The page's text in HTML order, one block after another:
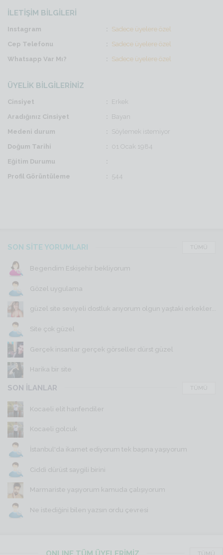
İLETİŞİM BİLGİLERİ
Instagram
Sadece üyelere özel
Cep Telefonu
Sadece üyelere özel
Whatsapp Var Mı?
Sadece üyelere özel
ÜYELİK BİLGİLERİNİZ
Cinsiyet
Erkek
Aradığınız Cinsiyet
Bayan
Medeni durum
Söylemek istemiyor
Doğum Tarihi
01 Ocak 1984
Eğitim Durumu
Profil Görüntüleme
544
SON SİTE YORUMLARI TÜMÜ
Begendim Eskişehir bekliyorum
Gözel uygulama
güzel site seviyeli dostluk arıyorum olgun yaştaki erkekler...
Site çok güzel
Gerçek insanlar gerçek görseller dürst güzel
Harika bir site
SON İLANLAR TÜMÜ
Kocaeli elit hanfendiler
Kocaeli golcuk
İstanbul'da ikamet ediyorum tek başına yaşıyorum
Ciddi dürüst saygili birini
Marmariste yaşıyorum kamuda çalışıyorum
Ne istediğini bilen yazsın ordu çevresi
TÜMÜ